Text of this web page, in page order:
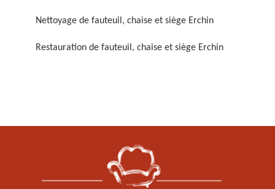
Nettoyage de fauteuil, chaise et siège Erchin
Restauration de fauteuil, chaise et siège Erchin